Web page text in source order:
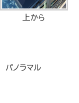
上から
パノラマル